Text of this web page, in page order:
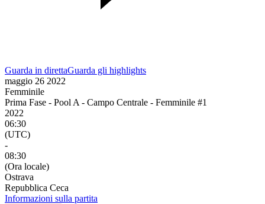
Guarda in direttaGuarda gli highlights
maggio 26 2022
Femminile
Prima Fase - Pool A - Campo Centrale - Femminile #1
2022
06:30
(UTC)
-
08:30
(Ora locale)
Ostrava
Repubblica Ceca
Informazioni sulla partita